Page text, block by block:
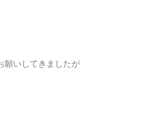
願いしてきましたが